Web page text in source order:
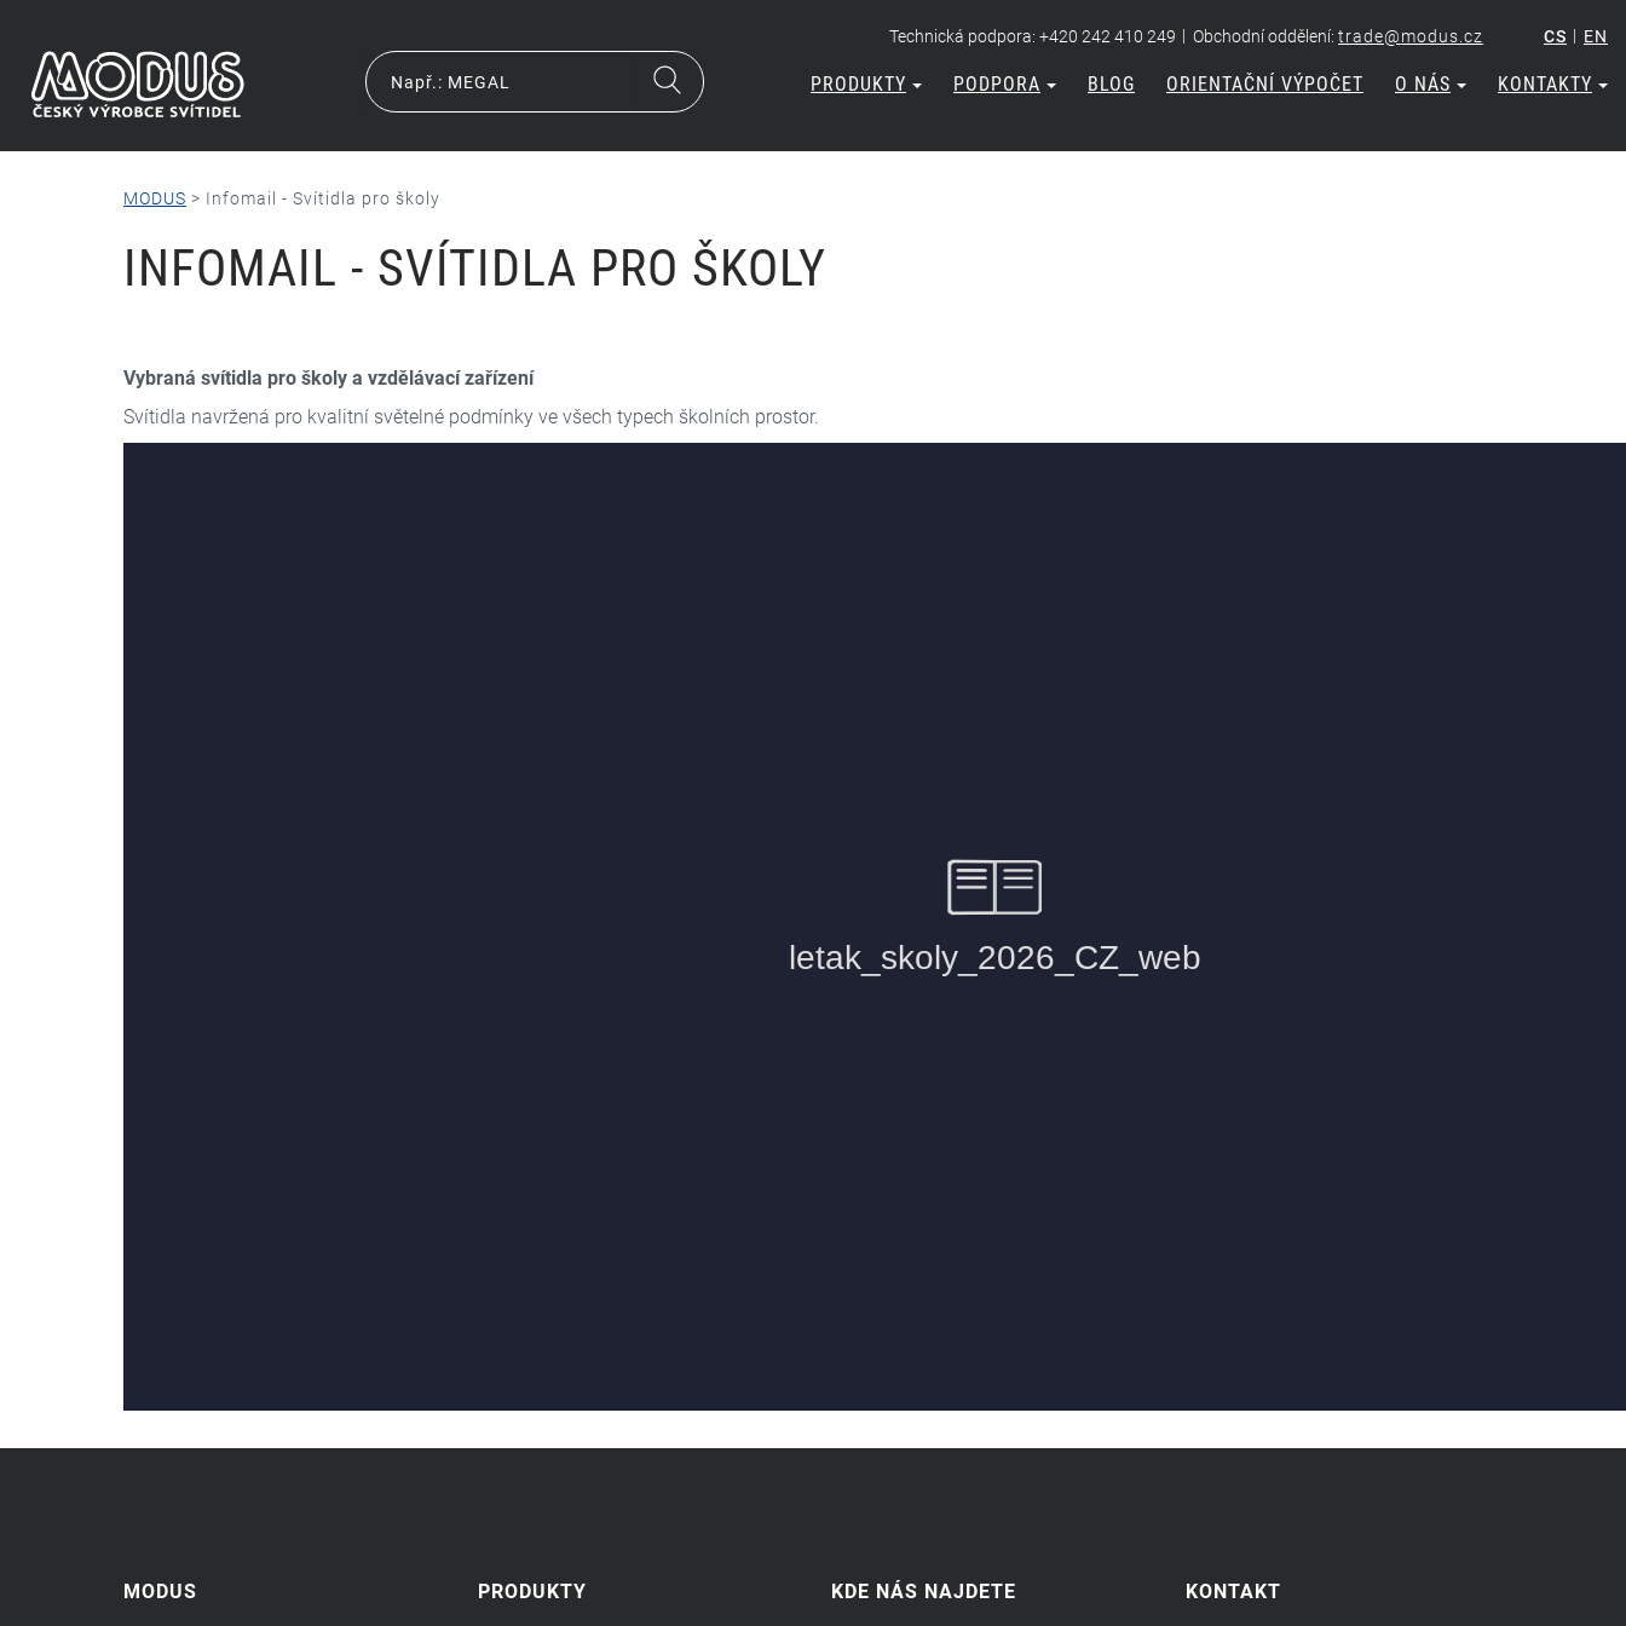
Technická podpora: +420 242 410 249 | Obchodní oddělení: trade@modus.cz CS | EN
PRODUKTY PODPORA BLOG ORIENTAČNÍ VÝPOČET O NÁS KONTAKTY
MODUS > Infomail - Svítidla pro školy
INFOMAIL - SVÍTIDLA PRO ŠKOLY
Vybraná svítidla pro školy a vzdělávací zařízení
Svítidla navržená pro kvalitní světelné podmínky ve všech typech školních prostor.
MODUS PRODUKTY KDE NÁS NAJDETE KONTAKT